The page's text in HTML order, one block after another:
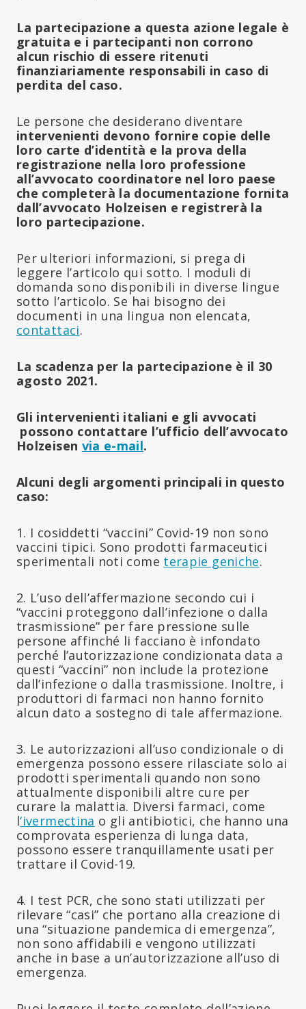
La partecipazione a questa azione legale è
gratuita e i partecipanti non corrono
alcun rischio di essere ritenuti
finanziariamente responsabili in caso di
perdita del caso.
Le persone che desiderano diventare
intervenienti devono fornire copie delle
loro carte d’identità e la prova della
registrazione nella loro professione
all’avvocato coordinatore nel loro paese
che completerà la documentazione fornita
dall’avvocato Holzeisen e registrerà la
loro partecipazione.
Per ulteriori informazioni, si prega di
leggere l’articolo qui sotto. I moduli di
domanda sono disponibili in diverse lingue
sotto l’articolo. Se hai bisogno dei
documenti in una lingua non elencata,
contattaci.
La scadenza per la partecipazione è il 30
agosto 2021.
Gli intervenienti italiani e gli avvocati
possono contattare l’ufficio dell’avvocato
Holzeisen via e-mail.
Alcuni degli argomenti principali in questo
caso:
1. I cosiddetti “vaccini” Covid-19 non sono
vaccini tipici. Sono prodotti farmaceutici
sperimentali noti come terapie geniche.
2. L’uso dell’affermazione secondo cui i
“vaccini proteggono dall’infezione o dalla
trasmissione” per fare pressione sulle
persone affinché li facciano è infondato
perché l’autorizzazione condizionata data a
questi “vaccini” non include la protezione
dall’infezione o dalla trasmissione. Inoltre, i
produttori di farmaci non hanno fornito
alcun dato a sostegno di tale affermazione.
3. Le autorizzazioni all’uso condizionale o di
emergenza possono essere rilasciate solo ai
prodotti sperimentali quando non sono
attualmente disponibili altre cure per
curare la malattia. Diversi farmaci, come
l‘ivermectina o gli antibiotici, che hanno una
comprovata esperienza di lunga data,
possono essere tranquillamente usati per
trattare il Covid-19.
4. I test PCR, che sono stati utilizzati per
rilevare “casi” che portano alla creazione di
una “situazione pandemica di emergenza”,
non sono affidabili e vengono utilizzati
anche in base a un’autorizzazione all’uso di
emergenza.